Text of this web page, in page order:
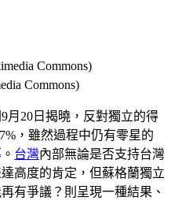
Commons)
月20日揭曉，反對獨立的得
，雖然過程中仍有零星的
台灣內部無論是否支持台灣
高度的肯定，但蘇格蘭獨立
有爭議？則呈現一種結果、